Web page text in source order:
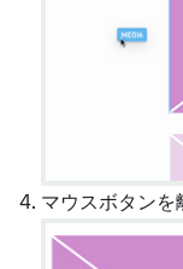
マウスボタンを